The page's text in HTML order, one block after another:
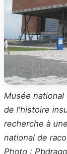
Musée
de l'histoire
recherche à
national de
Photo :